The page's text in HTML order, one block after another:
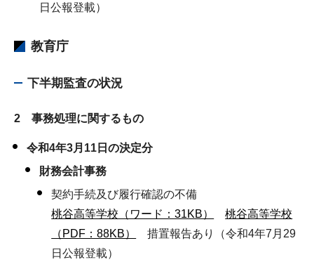
日公報登載）
教育庁
下半期監査の状況
2 事務処理に関するもの
令和4年3月11日の決定分
財務会計事務
契約手続及び履行確認の不備
桃谷高等学校（ワード：31KB）
桃谷高等学校
（PDF：88KB）
措置報告あり（令和4年7月29
日公報登載）